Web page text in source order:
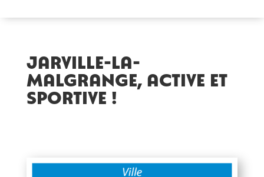
JARVILLE-LA-
MALGRANGE, ACTIVE ET
SPORTIVE !